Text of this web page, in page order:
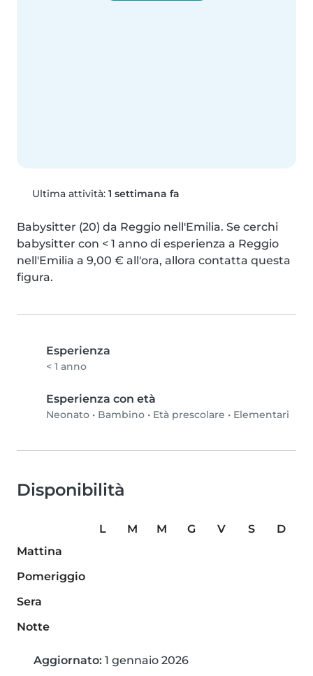
Ultima attività: 1 settimana fa
Babysitter (20) da Reggio nell'Emilia. Se cerchi
babysitter con < 1 anno di esperienza a Reggio
nell'Emilia a 9,00 € all'ora, allora contatta questa
figura.
Esperienza
< 1 anno
Esperienza con età
Neonato • Bambino • Età prescolare • Elementari
Disponibilità
L M M G V S
D
Mattina
Pomeriggio
Sera
Notte
Aggiornato: 1 gennaio 2026